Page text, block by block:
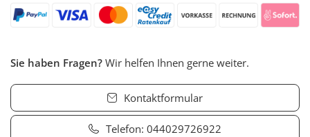
Sie haben Fragen? Wir helfen Ihnen gerne weiter.
Kontaktformular
Telefon: 044029726922